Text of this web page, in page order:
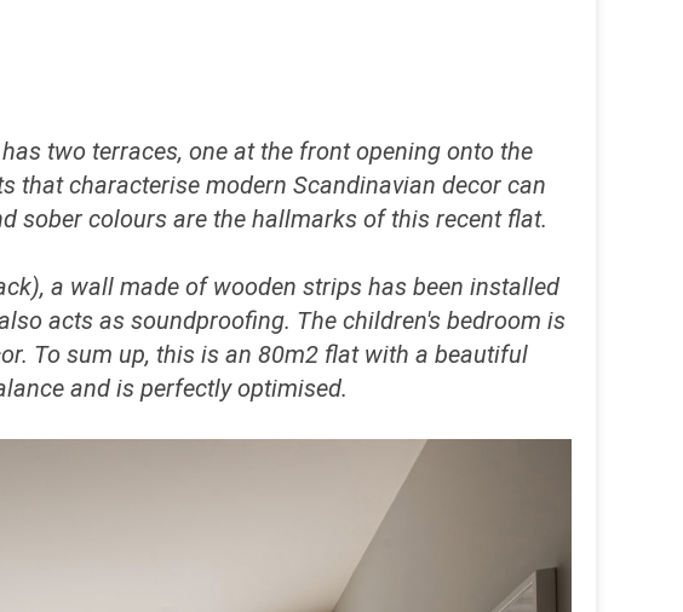
two terraces, one at the front opening onto the
that characterise modern Scandinavian decor can
sober colours are the hallmarks of this recent flat.
a wall made of wooden strips has been installed
acts as soundproofing. The children's bedroom is
To sum up, this is an 80m2 flat with a beautiful
and is perfectly optimised.